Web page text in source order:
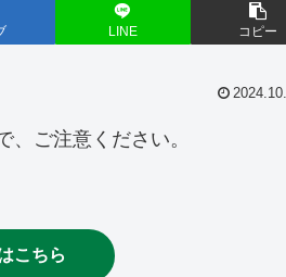
LINE コピー
ご注意ください。
こちら